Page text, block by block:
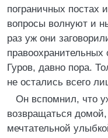
пограничных постах
вопросы волнуют и
раз уж они
правоохранительных
Гуров, давно пора.
не остались всего
Он вспомнил, что
возвращаться
мечтательной